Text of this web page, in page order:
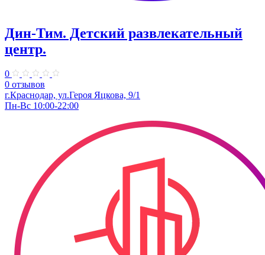
Дин-Тим. Детский развлекательный
центр.
0
0 отзывов
г.Краснодар, ул.Героя Яцкова, 9/1
Пн-Вс 10:00-22:00